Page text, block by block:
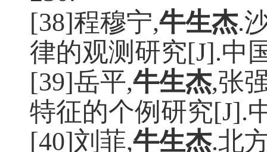
[38]程穆宁,牛生杰.
律的观测研究[J].中
[39]岳平,牛生杰,张
特征的个例研究[J].
[40]刘菲,牛生杰.北